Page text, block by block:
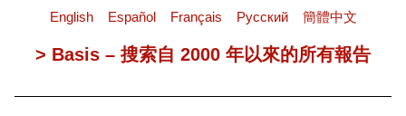
English Español Français Pусский 簡體中文
> Basis – 搜索自 2000 年以來的所有報告